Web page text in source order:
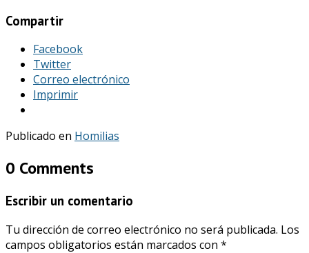
Compartir
Facebook
Twitter
Correo electrónico
Imprimir
Publicado en Homilias
0 Comments
Escribir un comentario
Tu dirección de correo electrónico no será publicada. Los
campos obligatorios están marcados con *